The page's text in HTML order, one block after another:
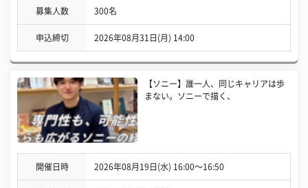
募集人数 300名
申込締切 2026年08月31日(月) 14:00
【ソニー】誰一人、同じキャリアは歩
まない。ソニーで描く、
開催日時 2026年08月19日(水) 16:00〜16:50